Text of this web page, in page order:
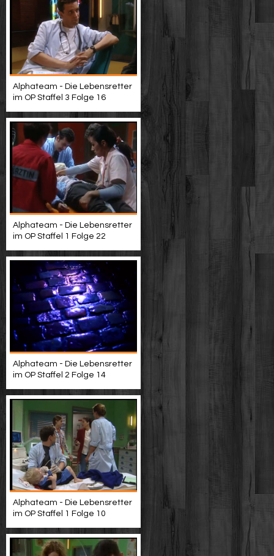
Alphateam - Die Lebensretter
im OP Staffel 3 Folge 16
Alphateam - Die Lebensretter
im OP Staffel 1 Folge 22
Alphateam - Die Lebensretter
im OP Staffel 2 Folge 14
Alphateam - Die Lebensretter
im OP Staffel 1 Folge 10